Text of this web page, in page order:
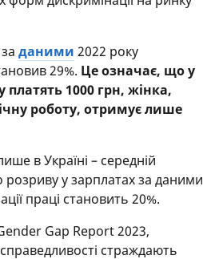
даними 2022 року
29%. Це означає, що у
платять 1000 грн, жінка,
роботу, отримує лише
в Україні – середній
розриву у зарплатах за даними
праці становить 20%.
Gap Report 2023,
страждають